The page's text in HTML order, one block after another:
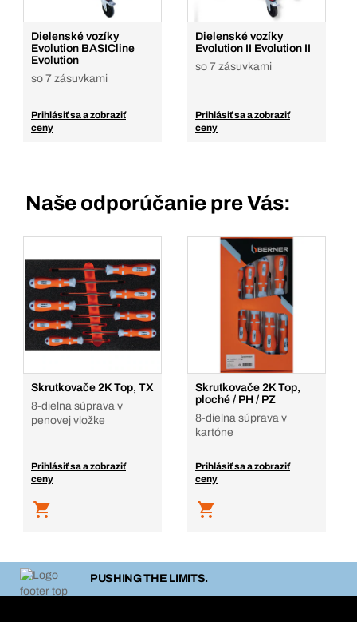
Dielenské vozíky
Evolution BASICline
Evolution
so 7 zásuvkami
Prihlásiť sa a zobraziť
ceny
Dielenské vozíky
Evolution II Evolution II
so 7 zásuvkami
Prihlásiť sa a zobraziť
ceny
Naše odporúčanie pre Vás:
Skrutkovače 2K Top, TX
8-dielna súprava v
penovej vložke
Prihlásiť sa a zobraziť
ceny
Skrutkovače 2K Top,
ploché / PH / PZ
8-dielna súprava v
kartóne
Prihlásiť sa a zobraziť
ceny
PUSHING THE LIMITS.